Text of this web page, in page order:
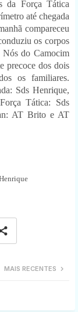
da Força Tática
até chegada
compareceu
os corpos
Nós do Camocim
precoce dos dois
os familiares.
Sds Henrique,
Tática: Sds
AT Brito e AT
MAIS RECENTES